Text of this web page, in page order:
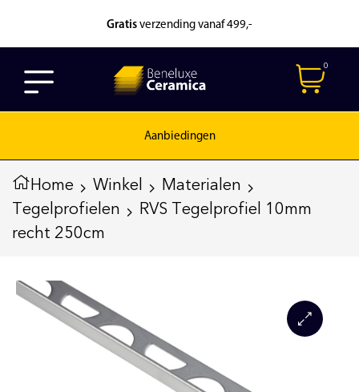
Gratis verzending vanaf 499,-
0
Aanbiedingen
Home Winkel
Materialen
Tegelprofielen
RVS Tegelprofiel 10mm
recht 250cm